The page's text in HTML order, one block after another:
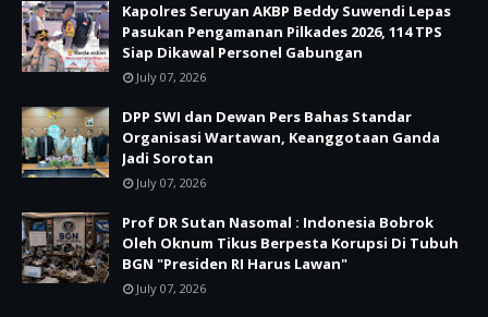
Kapolres Seruyan AKBP Beddy Suwendi Lepas
Pasukan Pengamanan Pilkades 2026, 114 TPS
Siap Dikawal Personel Gabungan
July 07, 2026
DPP SWI dan Dewan Pers Bahas Standar
Organisasi Wartawan, Keanggotaan Ganda
Jadi Sorotan
July 07, 2026
Prof DR Sutan Nasomal : Indonesia Bobrok
Oleh Oknum Tikus Berpesta Korupsi Di Tubuh
BGN "Presiden RI Harus Lawan"
July 07, 2026